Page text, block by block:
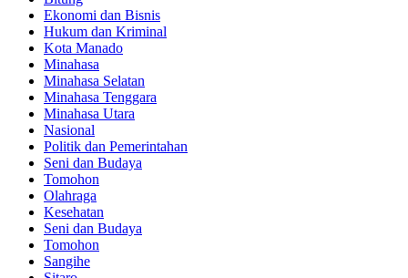
Ekonomi dan Bisnis
Hukum dan Kriminal
Kota Manado
Minahasa
Minahasa Selatan
Minahasa Tenggara
Minahasa Utara
Nasional
Politik dan Pemerintahan
Seni dan Budaya
Tomohon
Olahraga
Kesehatan
Seni dan Budaya
Tomohon
Sangihe